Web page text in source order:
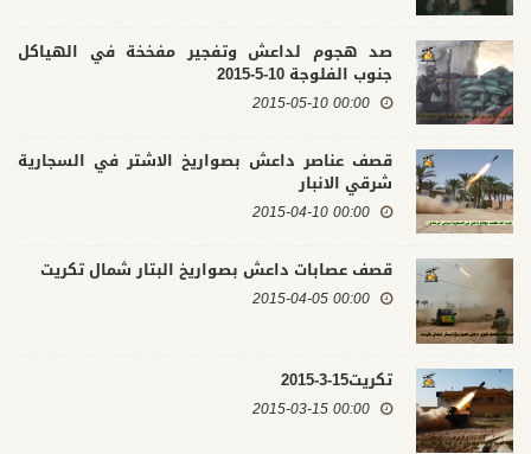
صد هجوم لداعش وتفجير مفخخة في الهياكل
جنوب الفلوجة 10-5-2015
00:00 2015-05-10
قصف عناصر داعش بصواريخ الاشتر في السجارية
شرقي الانبار
00:00 2015-04-10
قصف عصابات داعش بصواريخ البتار شمال تكريت
00:00 2015-04-05
تكريت15-3-2015
00:00 2015-03-15